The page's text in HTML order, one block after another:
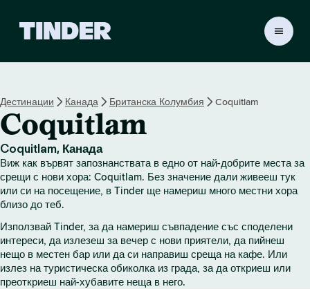
r
Н
а
а
л
о
Дестинации Канада Британска Колумбия Coquitlam
Coquitlam
Coquitlam, Канада
Виж как вървят запознанствата в едно от най-добрите места за
срещи с нови хора: Coquitlam. Без значение дали живееш тук
или си на посещение, в Tinder ще намериш много местни хора
близо до теб.
Използвай Tinder, за да намериш съвпадение със споделени
интереси, да излезеш за вечер с нови приятели, да пийнеш
нещо в местен бар или да си направиш среща на кафе. Или
излез на туристическа обиколка из града, за да откриеш или
преоткриеш най-хубавите неща в него.